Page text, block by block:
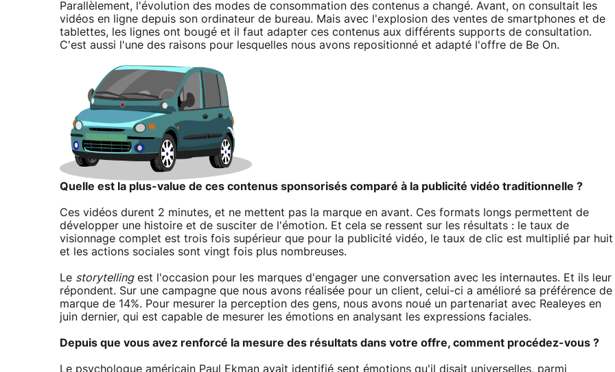
Parallèlement, l'évolution des modes de consommation des contenus a changé. Avant, on consultait les
vidéos en ligne depuis son ordinateur de bureau. Mais avec l'explosion des ventes de smartphones et de
tablettes, les lignes ont bougé et il faut adapter ces contenus aux différents supports de consultation.
C'est aussi l'une des raisons pour lesquelles nous avons repositionné et adapté l'offre de Be On.
Quelle est la plus-value de ces contenus sponsorisés comparé à la publicité vidéo traditionnelle ?
Ces vidéos durent 2 minutes, et ne mettent pas la marque en avant. Ces formats longs permettent de
développer une histoire et de susciter de l'émotion. Et cela se ressent sur les résultats : le taux de
visionnage complet est trois fois supérieur que pour la publicité vidéo, le taux de clic est multiplié par huit
et les actions sociales sont vingt fois plus nombreuses.
Le storytellingest l'occasion pour les marques d'engager une conversation avec les internautes. Et ils leur
répondent. Sur une campagne que nous avons réalisée pour un client, celui-ci a amélioré sa préférence de
marque de 14%. Pour mesurer la perception des gens, nous avons noué un partenariat avec Realeyes en
juin dernier, qui est capable de mesurer les émotions en analysant les expressions faciales.
Depuis que vous avez renforcé la mesure des résultats dans votre offre, comment procédez-vous ?
Le psychologue américain Paul Ekman avait identifié sept émotions qu'il disait universelles, parmi